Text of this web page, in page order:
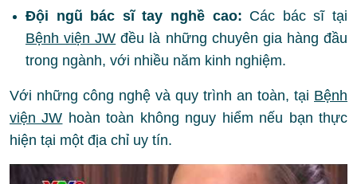
Đội ngũ bác sĩ tay nghề cao: Các bác sĩ tại
Bệnh viện JW đều là những chuyên gia hàng đầu
trong ngành, với nhiều năm kinh nghiệm.
Với những công nghệ và quy trình an toàn, tại Bệnh
viện JW hoàn toàn không nguy hiểm nếu bạn thực
hiện tại một địa chỉ uy tín.